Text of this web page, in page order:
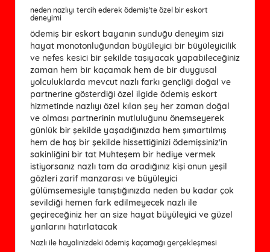
neden nazlıyı tercih ederek ödemiş'te özel bir eskort
deneyimi
ödemiş bir eskort bayanın sunduğu deneyim sizi
hayat monotonluğundan büyüleyici bir büyüleyicilik
ve nefes kesici bir şekilde taşıyacak yapabileceğiniz
zaman hem bir kaçamak hem de bir duygusal
yolculuklarda mevcut nazlı farkı gençliği doğal ve
partnerine gösterdiği özel ilgide ödemiş eskort
hizmetinde nazlıyı özel kılan şey her zaman doğal
ve olması partnerinin mutluluğunu önemseyerek
günlük bir şekilde yaşadığınızda hem şımartılmış
hem de hoş bir şekilde hissettiğinizi ödemişsiniz'in
sakinliğini bir tat Muhteşem bir hediye vermek
istiyorsanız nazlı tam da aradığınız kişi onun yeşil
gözleri zarif manzarası ve büyüleyici
gülümsemesiyle tanıştığınızda neden bu kadar çok
sevildiği hemen fark edilmeyecek nazlı ile
geçireceğiniz her an size hayat büyüleyici ve güzel
yanlarını hatırlatacak
Nazlı ile hayalinizdeki ödemiş kaçamağı gerçekleşmesi